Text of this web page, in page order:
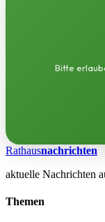
Bitte
Rathausnachrichten
aktuelle Nachrichten
Themen